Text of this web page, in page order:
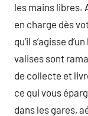
les mains libres.
en charge dès
qu’il s’agisse
valises sont
de collecte et
ce qui vous
dans les gares,